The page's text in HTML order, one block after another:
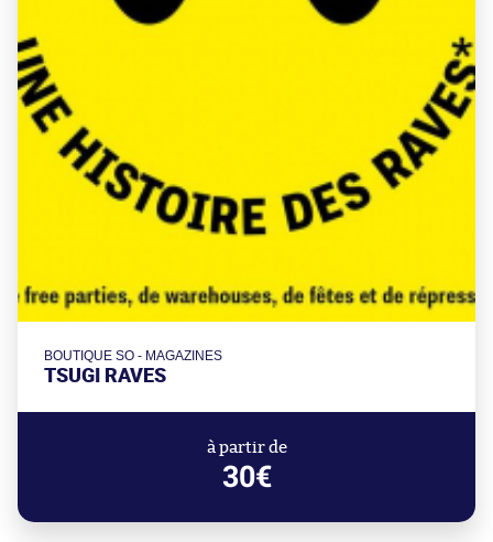
BOUTIQUE SO - MAGAZINES
TSUGI RAVES
à partir de
30€